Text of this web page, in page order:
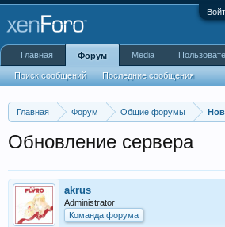
Главная Форум Общие форумы
Обновление сервера
akrus
Administrator
Команда форума
Главная Форум
Поиск сообщений Последние сообщения
Media